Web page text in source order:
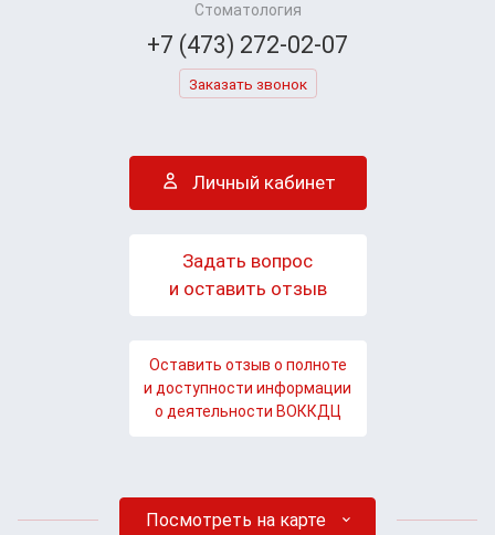
Стоматология
+7 (473) 272-02-07
Заказать звонок
Личный кабинет
Задать вопрос
и оставить отзыв
Оставить отзыв о полноте
и доступности информации
о деятельности ВОККДЦ
Посмотреть на карте